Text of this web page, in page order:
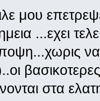
μου
...εχει
στα